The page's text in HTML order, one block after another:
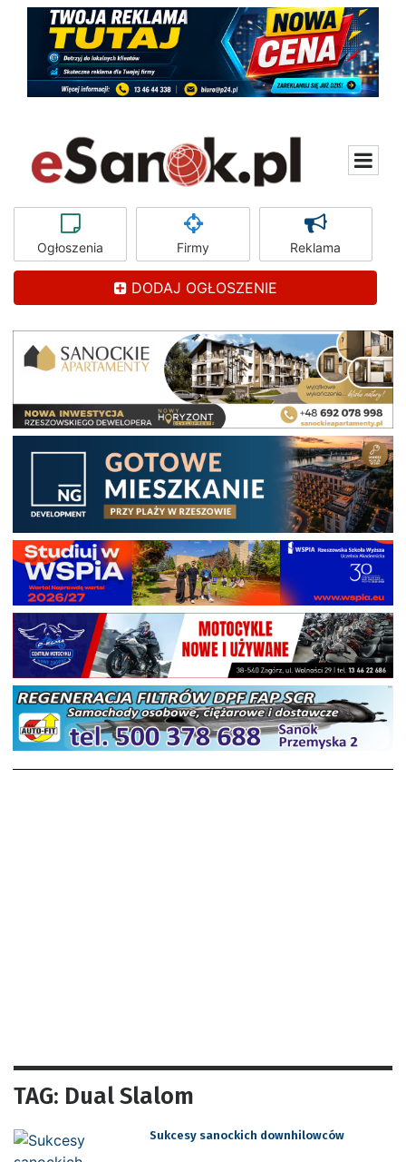
Ogłoszenia Firmy Reklama
DODAJ OGŁOSZENIE
TAG: Dual Slalom
Sukcesy sanockich downhilowców